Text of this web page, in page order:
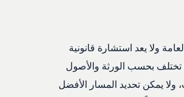
ولا يعد استشارة قانونية
بحسب الورثة والأصول
ولا يمكن تحديد المسار الأفضل